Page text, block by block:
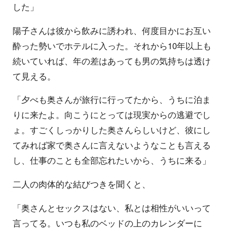
した」
陽子さんは彼から飲みに誘われ、何度目かにお互い
酔った勢いでホテルに入った。それから10年以上も
続いていれば、年の差はあっても男の気持ちは透け
て見える。
「夕べも奥さんが旅行に行ってたから、うちに泊ま
りに来たよ。向こうにとっては現実からの逃避でし
ょ。すごくしっかりした奥さんらしいけど、彼にし
てみれば家で奥さんに言えないようなことも言える
し、仕事のことも全部忘れたいから、うちに来る」
二人の肉体的な結びつきを聞くと、
「奥さんとセックスはない、私とは相性がいいって
言ってる。いつも私のベッドの上のカレンダーに